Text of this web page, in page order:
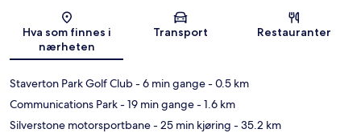
Kart
Hva som finnes i
nærheten
Transport Restauranter
Staverton Park Golf Club- 6 min gange- 0.5 km
Communications Park- 19 min gange- 1.6 km
Silverstone motorsportbane- 25 min kjøring - 35.2 km